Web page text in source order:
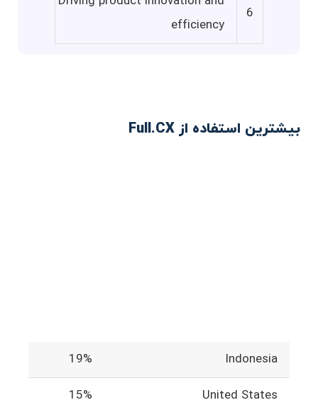
6
efficiency
بیشترین استفاده از Full.CX
Indonesia
19%
United States
15%